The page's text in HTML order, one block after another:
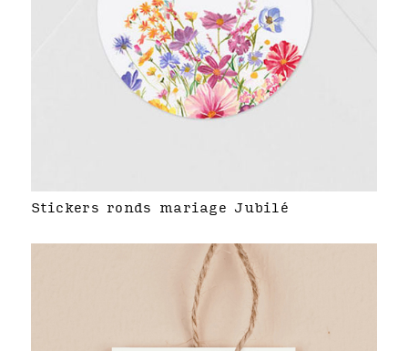
Stickers ronds mariage Jubilé